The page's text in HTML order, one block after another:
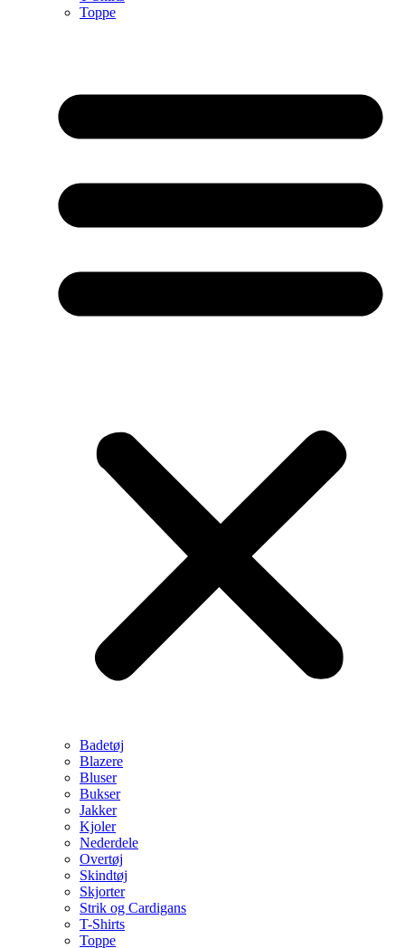
Toppe
Badetøj
Blazere
Bluser
Bukser
Jakker
Kjoler
Nederdele
Overtøj
Skindtøj
Skjorter
Strik og Cardigans
T-Shirts
Toppe